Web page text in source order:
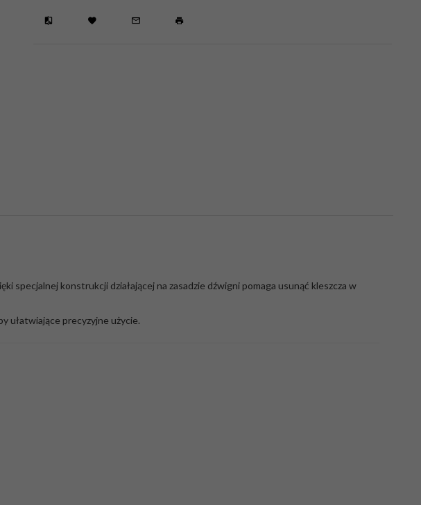
specjalnej konstrukcji działającej na zasadzie dźwigni pomaga usunąć kleszcza w
ułatwiające precyzyjne użycie.